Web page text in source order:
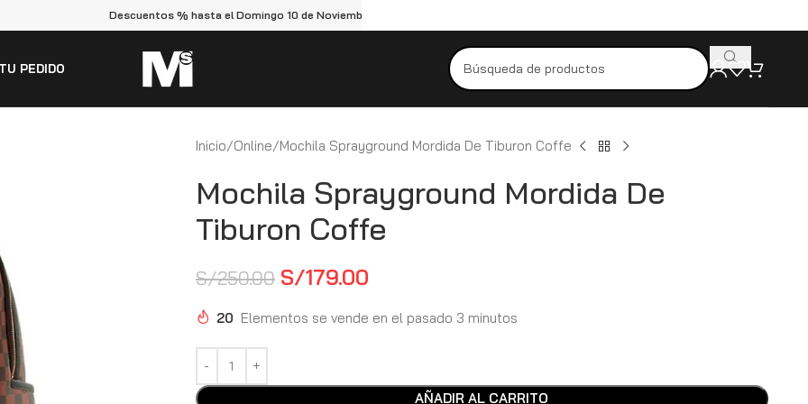
Descuentos % hasta el Domingo 10 de Noviembre
PEDIDO
Inicio Online Mochila Sprayground Mordida De Tiburon Coffe
Mochila Sprayground Mordida De
Tiburon Coffe
S/250.00 S/179.00
20 Elementos se vende en el pasado 3 minutos
AÑADIR AL CARRITO